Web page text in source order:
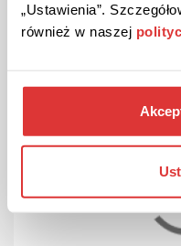
„Ustawienia”.
również w naszej